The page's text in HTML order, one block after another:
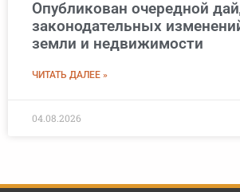
Опубликован очередной
законодательных
земли и недвижимости
ЧИТАТЬ ДАЛЕЕ »
04.08.2026